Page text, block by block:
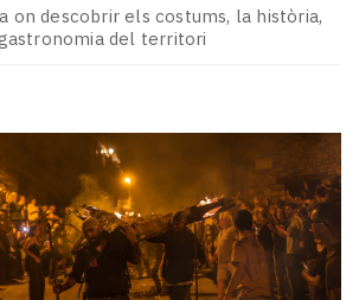
on descobrir els costums, la història,
del territori